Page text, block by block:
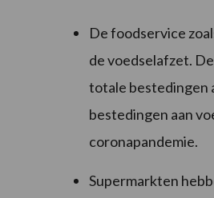
De foodservice
de voedselafzet.
totale bestedingen
bestedingen aan
coronapandemie.
Supermarkten